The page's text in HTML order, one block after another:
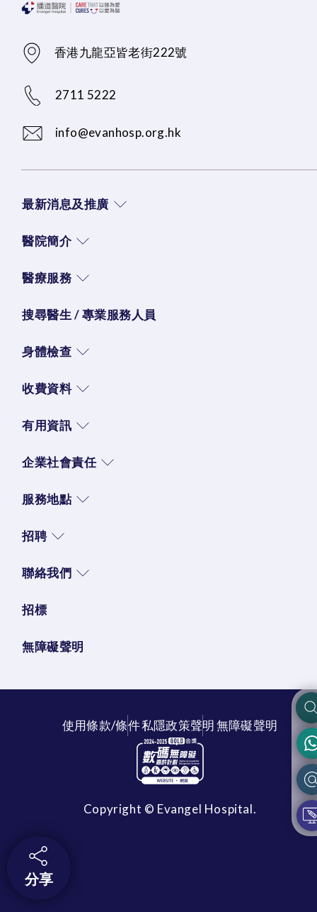
香港九龍亞皆老街222號
2711 5222
info@evanhosp.org.hk
最新消息及推廣
醫院簡介
醫療服務
搜尋醫生 / 專業服務人員
身體檢查
收費資料
有用資訊
企業社會責任
服務地點
招聘
聯絡我們
招標
無障礙聲明
使用條款/條件私隱政策聲明無障礙聲明
Copyright © Evangel Hospital.
分享